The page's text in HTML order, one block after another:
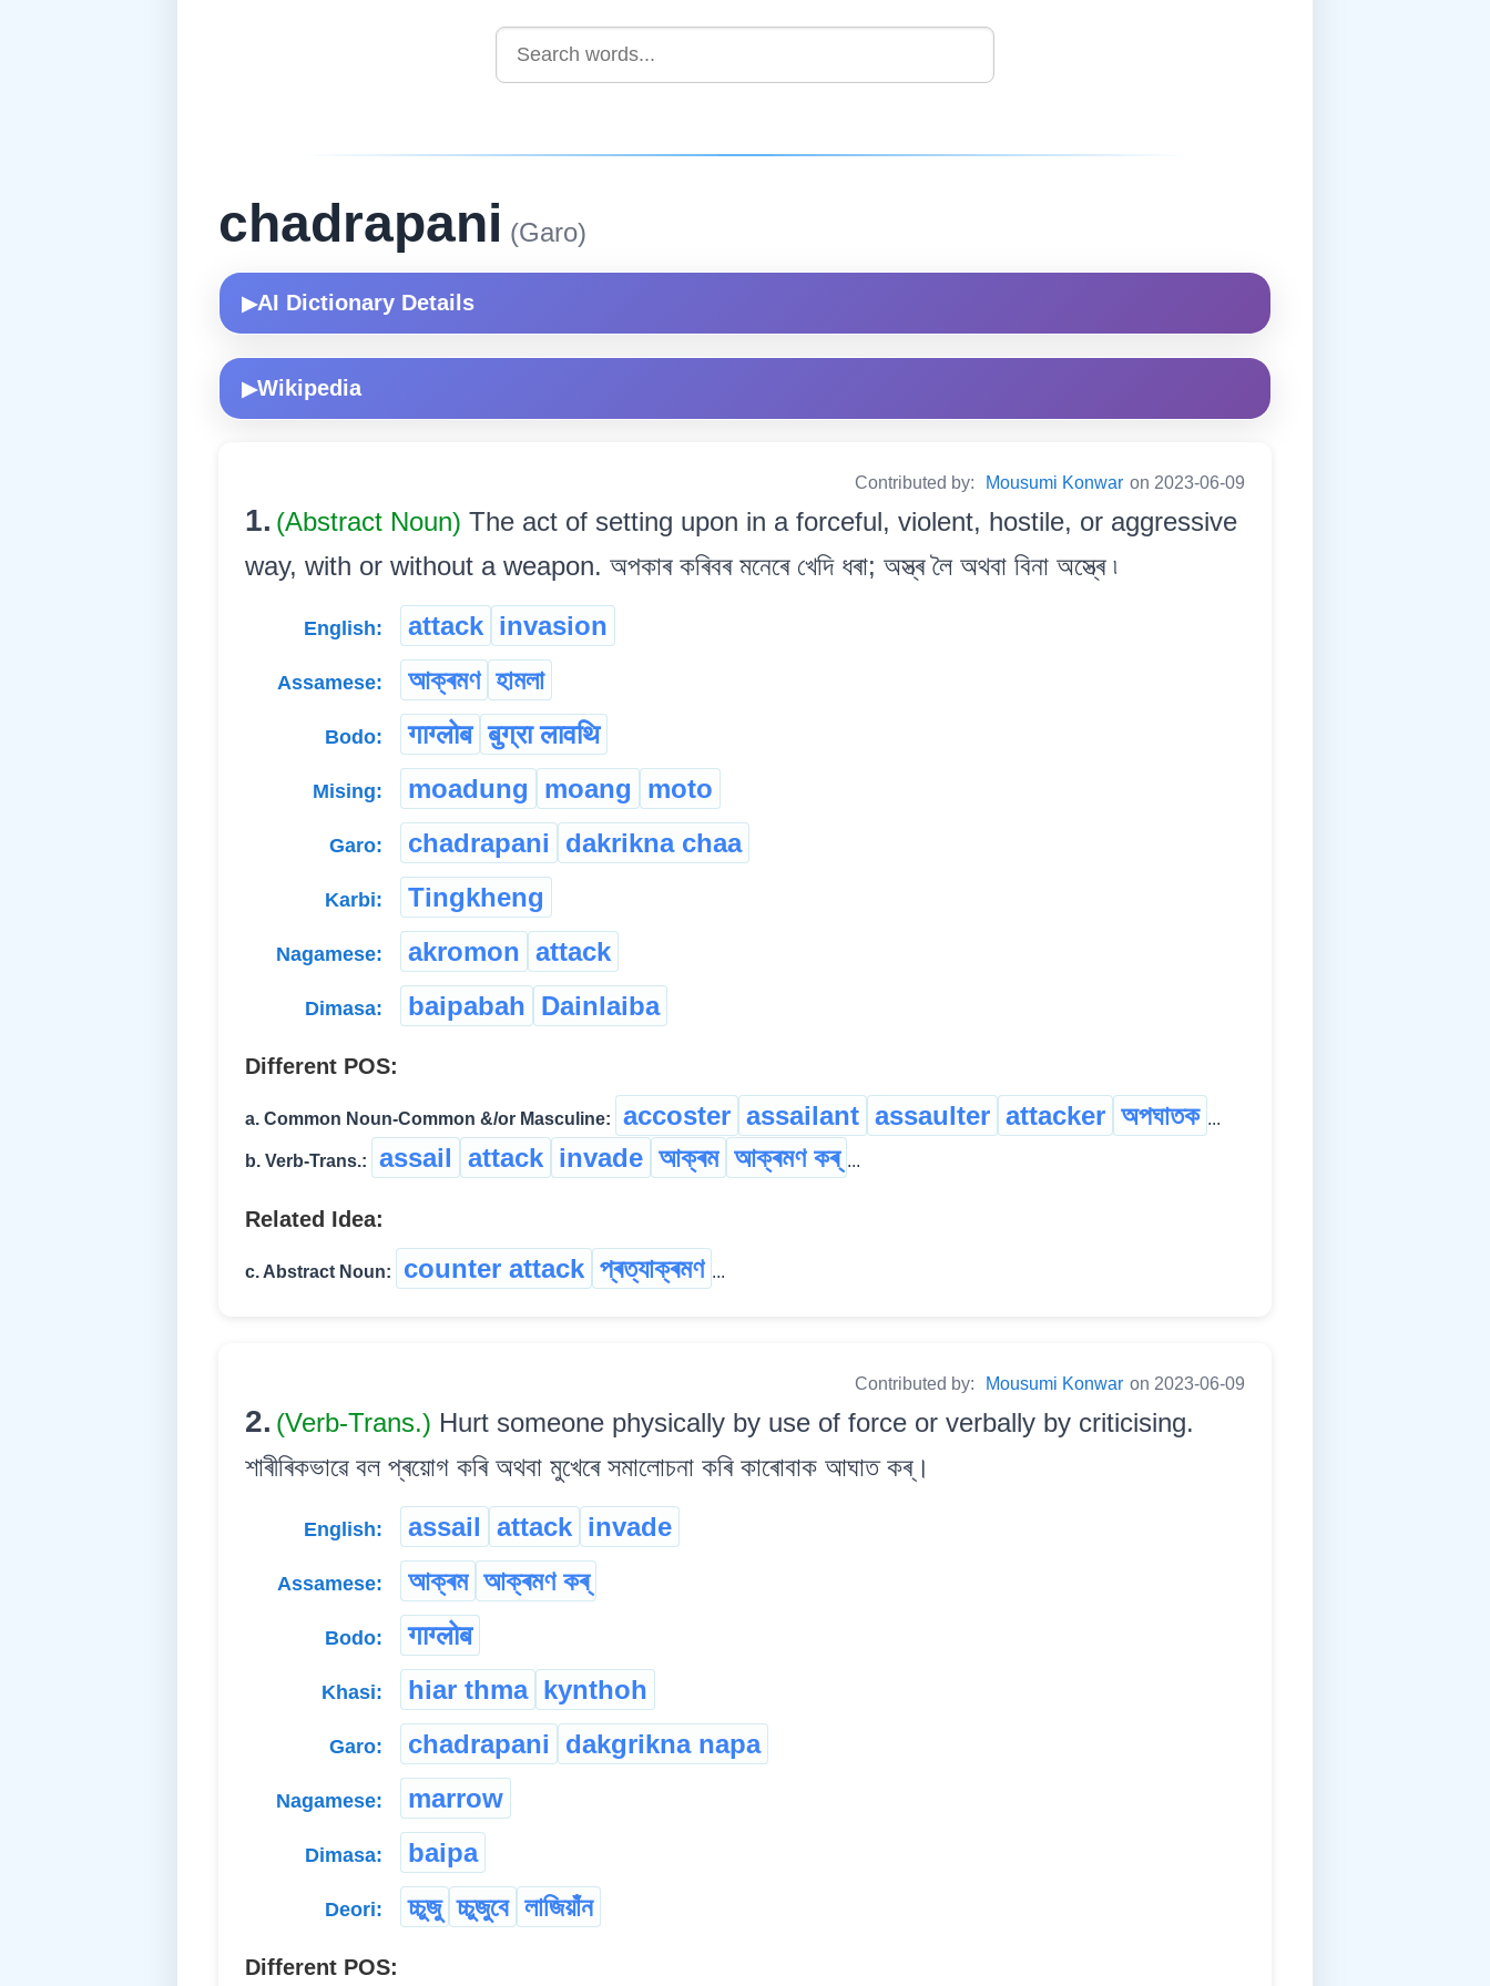
chadrapani (Garo)
▶AI Dictionary Details
▶Wikipedia
Contributed by: Mousumi Konwar on 2023-06-09
1. (Abstract Noun) The act of setting upon in a forceful, violent, hostile, or aggressive
way, with or without a weapon. অপকাৰ কৰিবৰ মনেৰে খেদি ধৰা; অস্ত্ৰ লৈ অথবা বিনা অস্ত্ৰে ৷
English: attack invasion
Assamese: আক্ৰমণ হামলা
Bodo: गाग्लोब बुग्रा लावथि
Mising: moadung moang moto
Garo: chadrapani dakrikna chaa
Karbi: Tingkheng
Nagamese: akromon attack
Dimasa: baipabah Dainlaiba
Different POS:
a. Common Noun-Common &/or Masculine: accoster assailant assaulter attacker অপঘাতক ...
b. Verb-Trans.: assail attack invade আক্ৰম আক্ৰমণ কৰ্ ...
Related Idea:
c. Abstract Noun: counter attack প্ৰত্যাক্ৰমণ ...
Contributed by: Mousumi Konwar on 2023-06-09
2. (Verb-Trans.) Hurt someone physically by use of force or verbally by criticising.
শাৰীৰিকভাৱে বল প্ৰয়োগ কৰি অথবা মুখেৰে সমালোচনা কৰি কাৰোবাক আঘাত কৰ্।
English: assail attack invade
Assamese: আক্ৰম আক্ৰমণ কৰ্
Bodo: गाग्लोब
Khasi: hiar thma kynthoh
Garo: chadrapani dakgrikna napa
Nagamese: marrow
Dimasa: baipa
Deori: চ্চুজু চ্চুজুবে লাজিয়াঁন
Different POS: